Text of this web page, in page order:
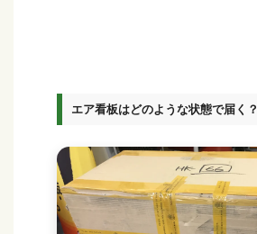
エア看板はどのような状態で届く？